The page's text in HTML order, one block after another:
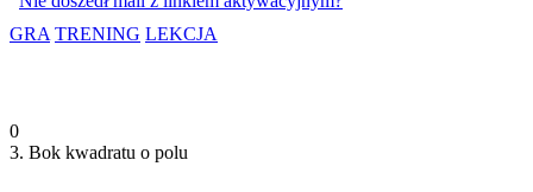
GRA TRENING LEKCJA
0
3. Bok kwadratu o polu